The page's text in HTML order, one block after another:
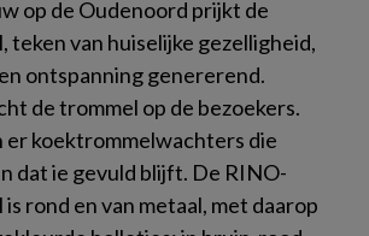
op de Oudenoord prijkt de
teken van huiselijke gezelligheid,
ontspanning genererend.
de trommel op de bezoekers.
er koektrommelwachters die
dat ie gevuld blijft. De RINO-
rond en van metaal, met daarop